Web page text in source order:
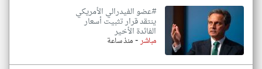
#عضو الفيدرالي الأمريكي
ينتقد قرار تثبيت أسعار
الفائدة الأخير
مباشر-منذ ساعة